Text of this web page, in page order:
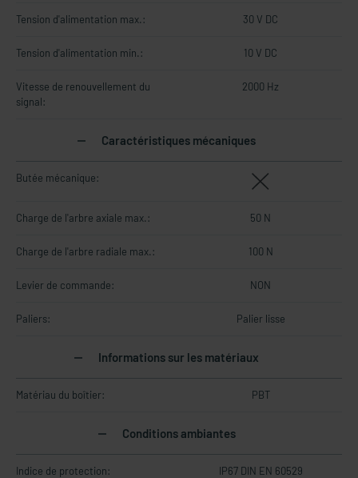
Tension d'alimentation max.: 30 V DC
Tension d'alimentation min.: 10 V DC
Vitesse de renouvellement du
signal:
2000 Hz
Caractéristiques mécaniques
Butée mécanique:
Charge de l'arbre axiale max.: 50 N
Charge de l'arbre radiale max.: 100 N
Levier de commande: NON
Paliers: Palier lisse
Informations sur les matériaux
Matériau du boîtier: PBT
Conditions ambiantes
Indice de protection: IP67 DIN EN 60529